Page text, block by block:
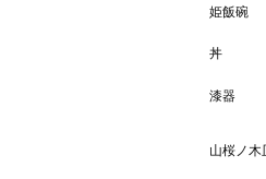
姫飯碗
丼
漆器
山桜ノ木